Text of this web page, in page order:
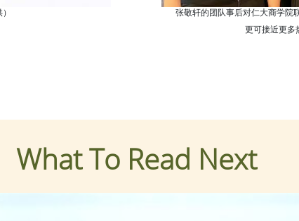
张敬轩的团队事后对仁大商学院
更可接近更多
What To Read Next